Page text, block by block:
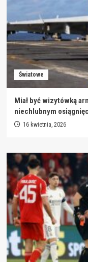
Światowe
Miał być wizytówką
niechlubnym
16 kwietnia, 2026